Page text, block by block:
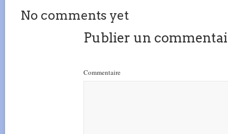
No comments yet
Publier un
Commentaire